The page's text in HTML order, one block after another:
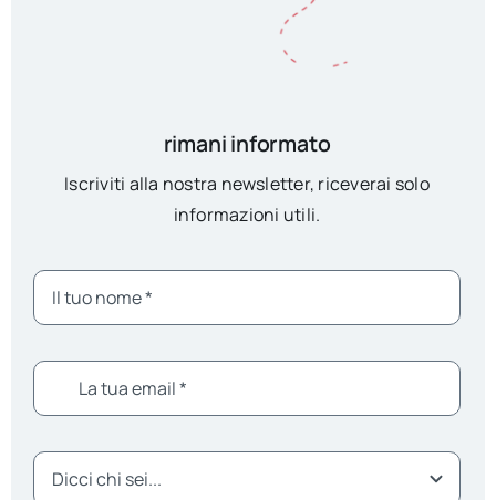
rimani informato
Iscriviti alla nostra newsletter, riceverai solo
informazioni utili.